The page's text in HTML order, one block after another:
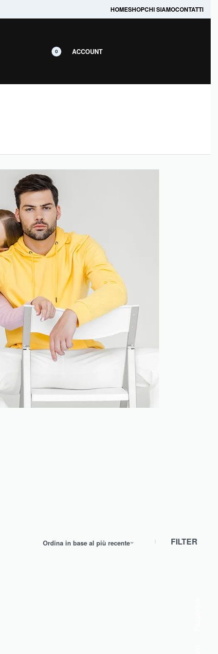
HOMESHOPCHI SIAMOCONTATTI
0 ACCOUNT
Ordina in base al più recente FILTER